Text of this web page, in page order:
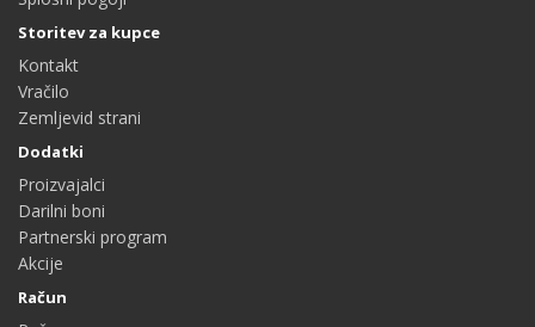
Storitev za kupce
Kontakt
Vračilo
Zemljevid strani
Dodatki
Proizvajalci
Darilni boni
Partnerski program
Akcije
Račun